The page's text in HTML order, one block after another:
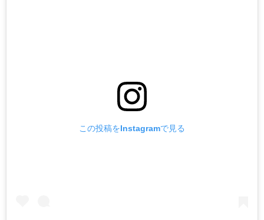
この投稿をInstagramで見る